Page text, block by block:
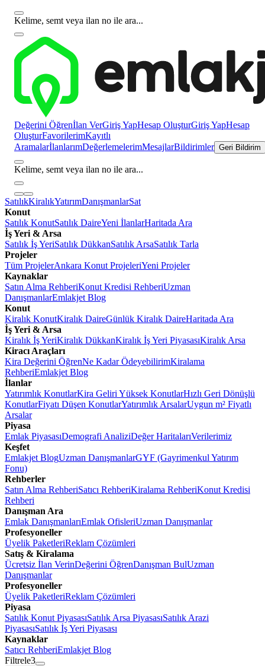
Kelime, semt veya ilan no ile ara...
Değerini Öğrenİlan VerGiriş YapHesap OluşturGiriş YapHesap
OluşturFavorilerimKayıtlı
AramalarİlanlarımDeğerlemelerimMesajlarBildirimler Geri Bildirim
Kelime, semt veya ilan no ile ara...
SatılıkKiralıkYatırımDanışmanlarSat
Konut
Satılık KonutSatılık DaireYeni İlanlarHaritada Ara
İş Yeri & Arsa
Satılık İş YeriSatılık DükkanSatılık ArsaSatılık Tarla
Projeler
Tüm ProjelerAnkara Konut ProjeleriYeni Projeler
Kaynaklar
Satın Alma RehberiKonut Kredisi RehberiUzman
DanışmanlarEmlakjet Blog
Konut
Kiralık KonutKiralık DaireGünlük Kiralık DaireHaritada Ara
İş Yeri & Arsa
Kiralık İş YeriKiralık DükkanKiralık İş Yeri PiyasasıKiralık Arsa
Kiracı Araçları
Kira Değerini ÖğrenNe Kadar ÖdeyebilirimKiralama
RehberiEmlakjet Blog
İlanlar
Yatırımlık KonutlarKira Geliri Yüksek KonutlarHızlı Geri Dönüşlü
KonutlarFiyatı Düşen KonutlarYatırımlık ArsalarUygun m² Fiyatlı
Arsalar
Piyasa
Emlak PiyasasıDemografi AnaliziDeğer HaritalarıVerilerimiz
Keşfet
Emlakjet BlogUzman DanışmanlarGYF (Gayrimenkul Yatırım
Fonu)
Rehberler
Satın Alma RehberiSatıcı RehberiKiralama RehberiKonut Kredisi
Rehberi
Danışman Ara
Emlak DanışmanlarıEmlak OfisleriUzman Danışmanlar
Profesyoneller
Üyelik PaketleriReklam Çözümleri
Satış & Kiralama
Ücretsiz İlan VerinDeğerini ÖğrenDanışman BulUzman
Danışmanlar
Profesyoneller
Üyelik PaketleriReklam Çözümleri
Piyasa
Satılık Konut PiyasasıSatılık Arsa PiyasasıSatılık Arazi
PiyasasıSatılık İş Yeri Piyasası
Kaynaklar
Satıcı RehberiEmlakjet Blog
Filtrele3